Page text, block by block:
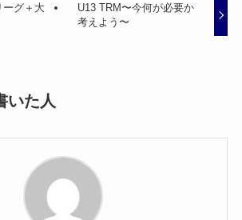
ーグ＋大
U13 TRM〜今何が必要か
考えよう〜
いた人